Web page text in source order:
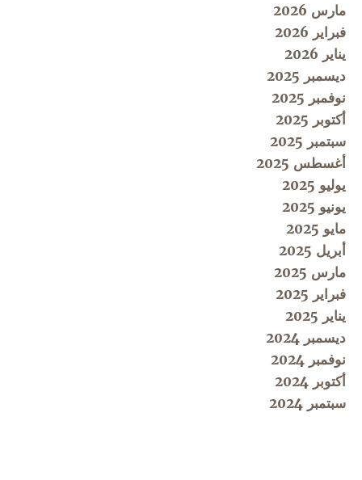
مارس 2026
فبراير 2026
يناير 2026
ديسمبر 2025
نوفمبر 2025
أكتوبر 2025
سبتمبر 2025
أغسطس 2025
يوليو 2025
يونيو 2025
مايو 2025
أبريل 2025
مارس 2025
فبراير 2025
يناير 2025
ديسمبر 2024
نوفمبر 2024
أكتوبر 2024
سبتمبر 2024